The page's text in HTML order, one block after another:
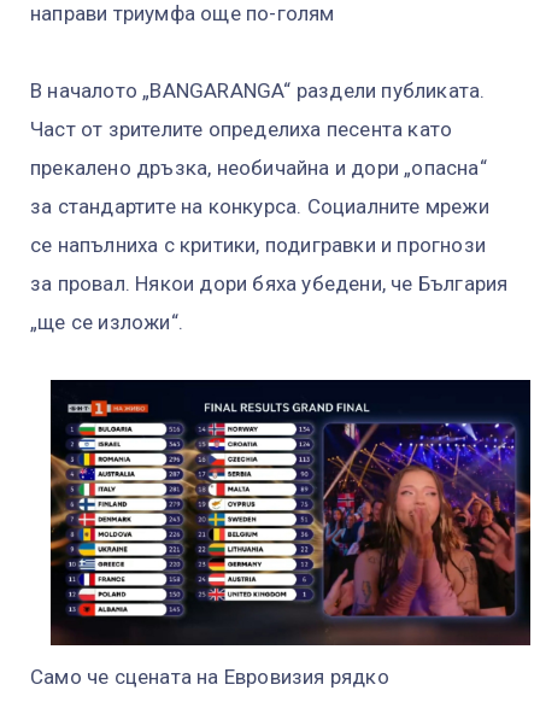
направи триумфа още по-голям
В началото „BANGARANGA“ раздели публиката.
Част от зрителите определиха песента като
прекалено дръзка, необичайна и дори „опасна“
за стандартите на конкурса. Социалните мрежи
се напълниха с критики, подигравки и прогнози
за провал. Някои дори бяха убедени, че България
„ще се изложи“.
Само че сцената на Евровизия рядко